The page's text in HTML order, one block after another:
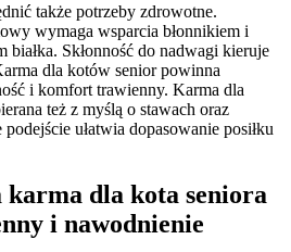
także potrzeby zdrowotne.
wymaga wsparcia błonnikiem i
białka. Skłonność do nadwagi kieruje
dla kotów senior powinna
i komfort trawienny. Karma dla
też z myślą o stawach oraz
ułatwia dopasowanie posiłku
dla kota seniora
i nawodnienie